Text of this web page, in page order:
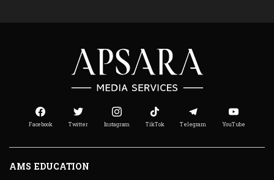
Facebook Twitter Instagram TikTok Telegram YouTube
AMS EDUCATION